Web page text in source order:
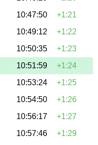
10:47:50
+1:21
10:49:12
+1:22
10:50:35
+1:23
10:51:59
+1:24
10:53:24
+1:25
10:54:50
+1:26
10:56:17
+1:27
10:57:46
+1:29